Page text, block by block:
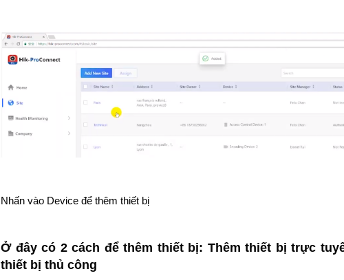
Nhấn vào Device để thêm thiết bị
Ở đây có 2 cách để thêm thiết bị: Thêm thiết bị trực
thiết bị thủ công